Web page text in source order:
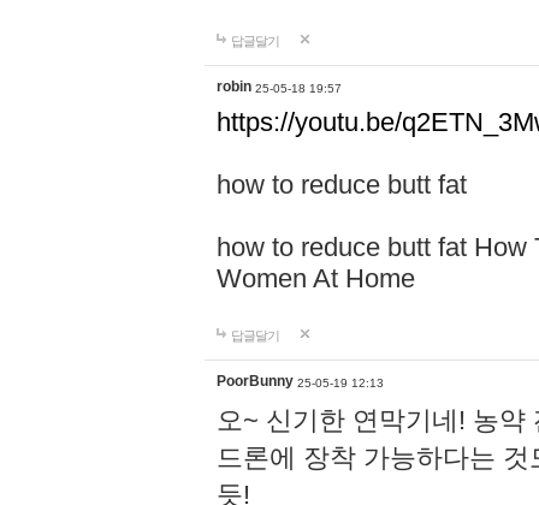
답글달기
robin 25-05-18 19:57
https://youtu.be/
how to reduce butt fat
how to reduce butt fat
Women At Home
답글달기
PoorBunny 25-05-19 12:13
오~ 신기한 연막기네! 농약
드론에 장착 가능하다는
듯!